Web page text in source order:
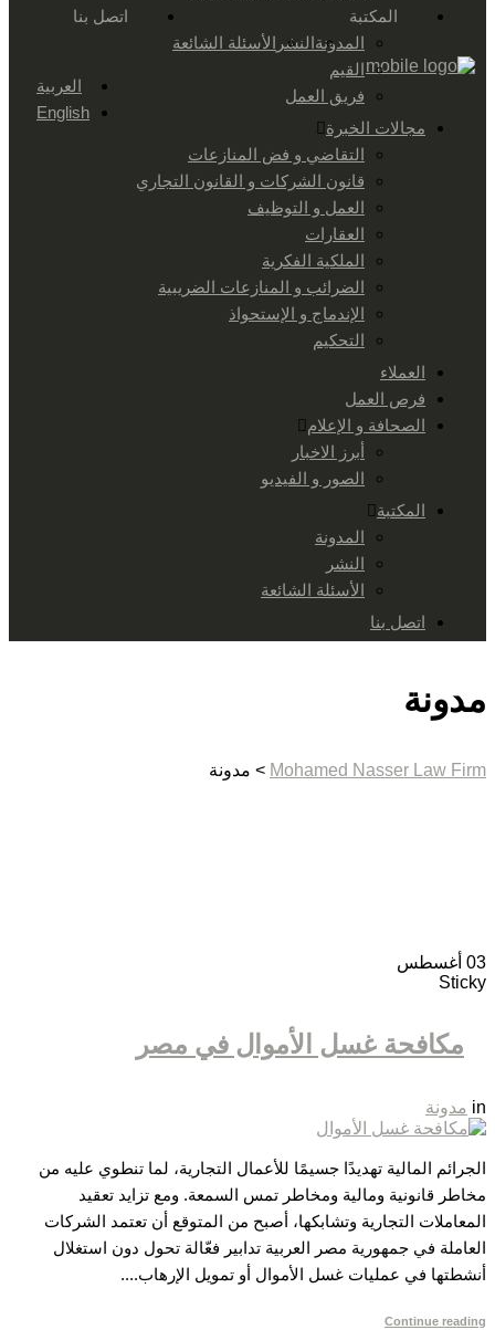
المكتبة
المدونةالنشر الأسئلة الشائعة
اتصل بنا
العربية
English
القيم
فريق العمل
مجالات الخبرة
التقاضي و فض المنازعات
قانون الشركات و القانون التجاري
العمل و التوظيف
العقارات
الملكية الفكرية
الضرائب و المنازعات الضريبية
الإندماج و الإستحواذ
التحكيم
العملاء
فرص العمل
الصحافة و الإعلام
أبرز الاخبار
الصور و الفيديو
المكتبة
المدونة
النشر
الأسئلة الشائعة
اتصل بنا
مدونة
Mohamed Nasser Law Firm
> مدونة
03 أغسطس
Sticky
مكافحة غسل الأموال في مصر
in مدونة
الجرائم المالية تهديدًا جسيمًا للأعمال التجارية، لما تنطوي عليه من
مخاطر قانونية ومالية ومخاطر تمس السمعة. ومع تزايد تعقيد
المعاملات التجارية وتشابكها، أصبح من المتوقع أن تعتمد الشركات
العاملة في جمهورية مصر العربية تدابير فعّالة تحول دون استغلال
أنشطتها في عمليات غسل الأموال أو تمويل الإرهاب....
Continue reading